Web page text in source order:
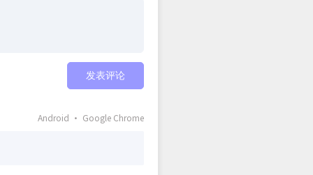
发表评论
Android · Google Chrome